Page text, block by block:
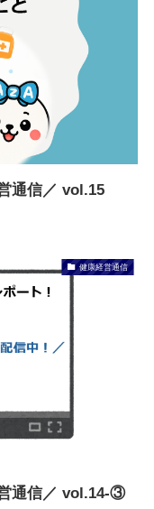
通信／ vol.15
健康経営通信
通信／ vol.14-③